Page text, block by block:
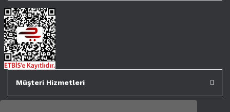
Müşteri Hizmetleri